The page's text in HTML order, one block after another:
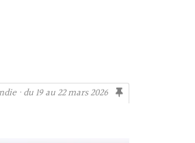
· du 19 au 22 mars 2026